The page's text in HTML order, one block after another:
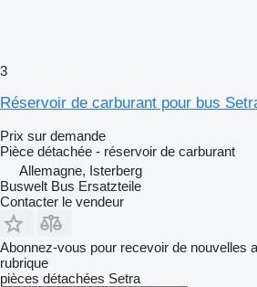
3
Réservoir de carburant pour bus
Prix sur demande
Pièce détachée - réservoir de carburant
Allemagne, Isterberg
Buswelt Bus Ersatzteile
Contacter le vendeur
Abonnez-vous pour recevoir de nouvelles
rubrique
pièces détachées Setra